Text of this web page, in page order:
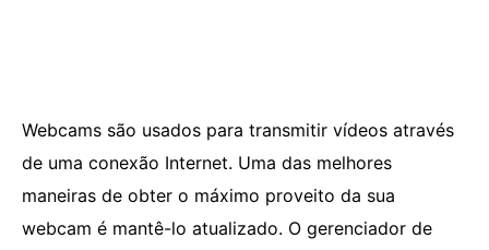
Webcams são usados ​​para transmitir vídeos através
de uma conexão Internet. Uma das melhores
maneiras de obter o máximo proveito da sua
webcam é mantê-lo atualizado. O gerenciador de